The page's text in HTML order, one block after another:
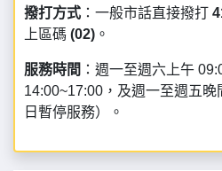
撥打方式 ：一般市話直接撥打
上區碼 (02) 。
服務時間 ：週一至週六上午
14:00~17:00，及週一至週五
日暫停服務）。